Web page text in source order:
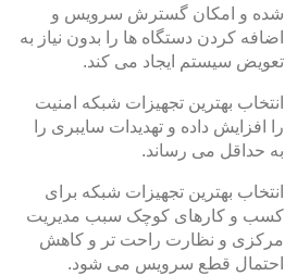
شده و امکان گسترش سرویس و
اضافه کردن دستگاه‌ ها را بدون نیاز به
تعویض سیستم ایجاد می‌ کند.
انتخاب بهترین تجهیزات شبکه امنیت
را افزایش داده و تهدیدات سایبری را
به حداقل می‌ رساند.
انتخاب بهترین تجهیزات شبکه برای
کسب و کارهای کوچک سبب مدیریت
مرکزی و نظارت راحت‌ تر و کاهش
احتمال قطع سرویس می‌ شود.